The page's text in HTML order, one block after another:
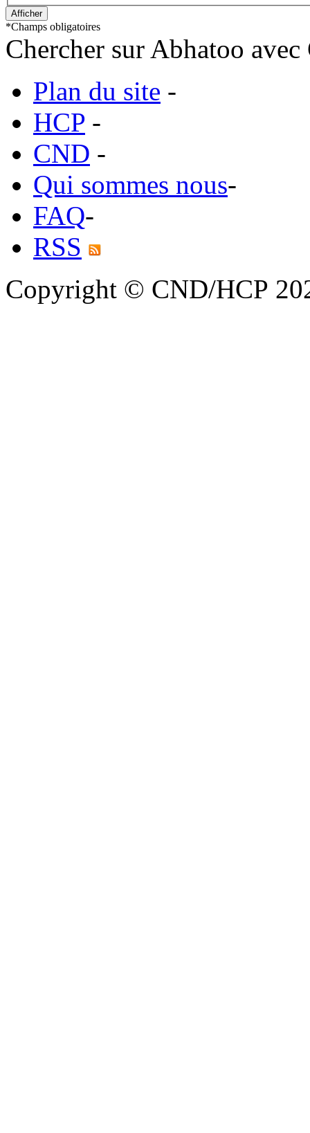
*Champs obligatoires
Chercher sur Abhatoo
Plan du site -
HCP -
CND -
Qui sommes nous-
FAQ-
RSS
Copyright © CND/HCP